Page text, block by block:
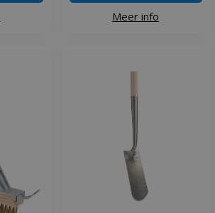
Meer info